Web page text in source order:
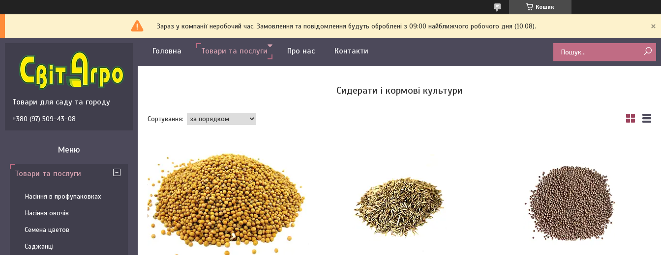
Кошик
Зараз у компанії неробочий час. Замовлення та повідомлення будуть оброблені з 09:00 найближчого робочого дня (10.08).
Головна Товари та послуги Про нас Контакти
Сидерати і кормові культури
Товари для саду та городу
+380 (97) 509-43-08
Товари та послуги
Насіння в профупаковках
Насіння овочів
Семена цветов
Саджанці